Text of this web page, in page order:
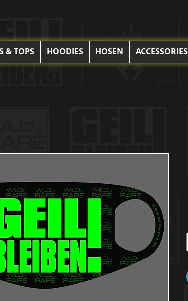
& TOPS HOODIES HOSEN ACCESSORIES